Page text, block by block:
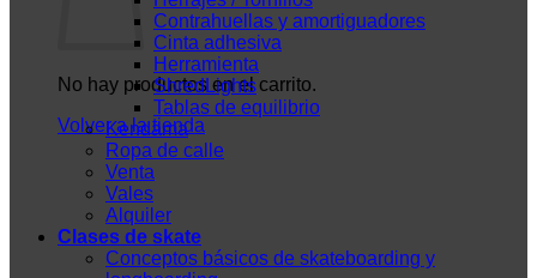
No hay productos en el carrito.
Volver a la tienda
Contrahuellas y amortiguadores
Cinta adhesiva
Herramienta
ShredLights
Tablas de equilibrio
Kendama
Ropa de calle
Venta
Vales
Alquiler
Clases de skate
Conceptos básicos de skateboarding y